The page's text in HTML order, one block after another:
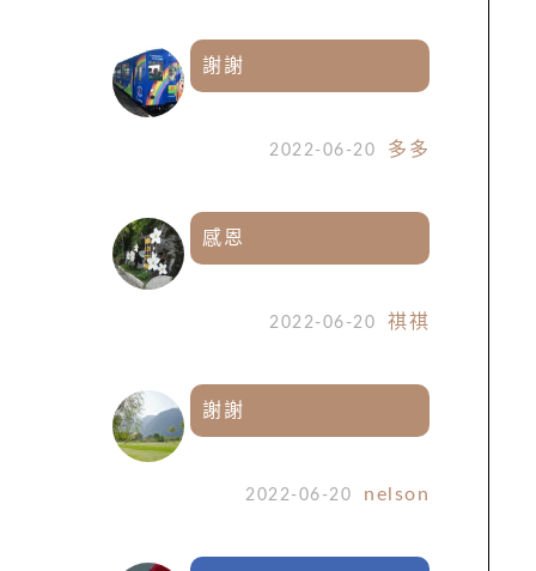
謝謝
2022-06-20 多多
感恩
2022-06-20 祺祺
謝謝
2022-06-20 nelson